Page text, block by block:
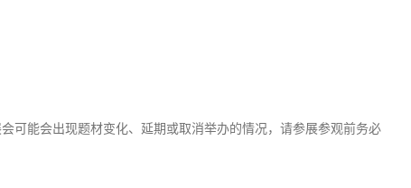
可能会出现题材变化、延期或取消举办的情况，请参展参观前务必